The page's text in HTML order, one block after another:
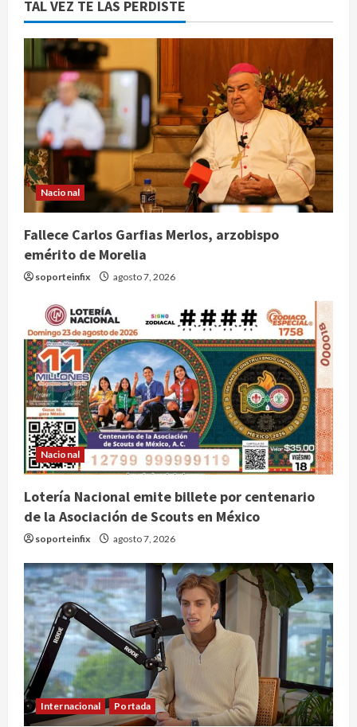
TAL VEZ TE LAS PERDISTE
Nacional
Fallece Carlos Garfias Merlos, arzobispo
emérito de Morelia
soporteinfix agosto 7, 2026
Nacional
Lotería Nacional emite billete por centenario
de la Asociación de Scouts en México
soporteinfix agosto 7, 2026
Internacional Portada